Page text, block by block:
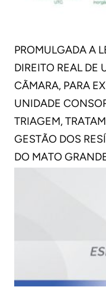
PROMULGADA A
DIREITO REAL DE
CÃMARA, PARA
UNIDADE
TRIAGEM,
GESTÃO DOS
DO MATO